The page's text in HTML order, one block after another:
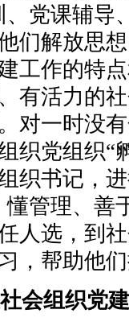
党课辅导
们解放思
工作的特
有活力的
对一时没
织党组织“
织书记，
管理、善
人选，到
，帮助他
会组织党